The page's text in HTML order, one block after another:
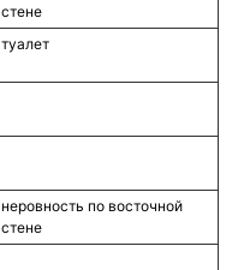
стене
туалет
неровность по восточной
стене